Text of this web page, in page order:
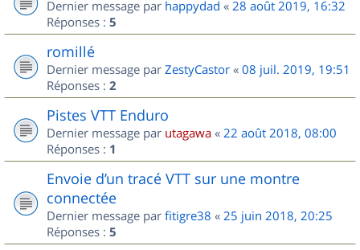
Dernier message par happydad « 28 août 2019, 16:32
Réponses : 5
romillé
Dernier message par ZestyCastor « 08 juil. 2019, 19:51
Réponses : 2
Pistes VTT Enduro
Dernier message par utagawa « 22 août 2018, 08:00
Réponses : 1
Envoie d’un tracé VTT sur une montre
connectée
Dernier message par fitigre38 « 25 juin 2018, 20:25
Réponses : 5